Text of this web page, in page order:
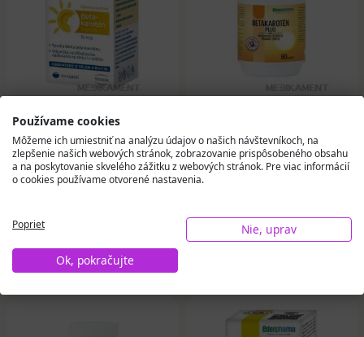
STADA Ladival Beta
karotén 15 mg
kapsule 60 ks
6,01 €
Na sklade
Do košíka
BETAKAROTÉN PLUS
kapsuly 60 ks
Na sklade
Používame cookies
Môžeme ich umiestniť na analýzu údajov o našich návštevníkoch, na
zlepšenie našich webových stránok, zobrazovanie prispôsobeného obsahu
a na poskytovanie skvelého zážitku z webových stránok. Pre viac informácií
o cookies používame otvorené nastavenia.
Poprieť
Nie, uprav
Ok, pokračujte